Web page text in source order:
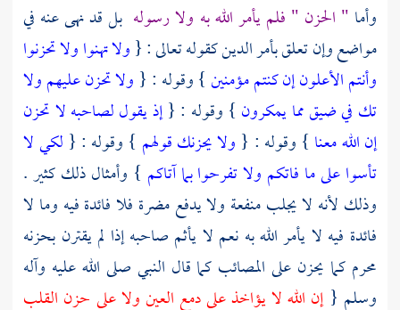
وأما " الحزن " فلم يأمر الله به ولا رسوله بل قد نهى عنه في
مواضع وإن تعلق بأمر الدين كقوله تعالى : {ولا تهنوا ولا تحزنوا
وأنتم الأعلون إن كنتم مؤمنين} وقوله : { ولا تحزن عليهم ولا
تك في ضيق مما يمكرون } وقوله : {إذ يقول لصاحبه لا تحزن
إن الله معنا } وقوله : { ولا يحزنك قولهم } وقوله : { لكي لا
تأسوا على ما فاتكم ولا تفرحوا بما آتاكم } وأمثال ذلك كثير .
وذلك لأنه لا يجلب منفعة ولا يدفع مضرة فلا فائدة فيه وما لا
فائدة فيه لا يأمر الله به نعم لا يأثم صاحبه إذا لم يقترن بحزنه
محرم كما يحزن على المصائب كما قال النبي صلى الله عليه وآله
وسلم {إن الله لا يؤاخذ على دمع العين ولا على حزن القلب